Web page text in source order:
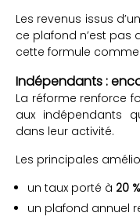
Les revenus issus
ce plafond n’est pas
cette formule
Indépendants :
La réforme renforce
aux indépendants
dans leur activité.
Les principales
un taux porté à 20 %
un plafond annuel